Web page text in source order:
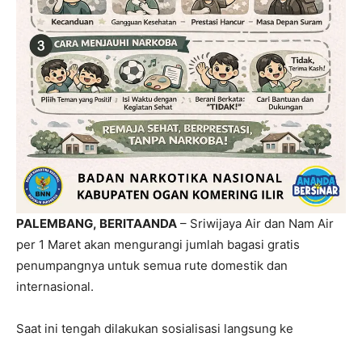
PALEMBANG, BERITAANDA – Sriwijaya Air dan Nam Air
per 1 Maret akan mengurangi jumlah bagasi gratis
penumpangnya untuk semua rute domestik dan
internasional.
Saat ini tengah dilakukan sosialisasi langsung ke